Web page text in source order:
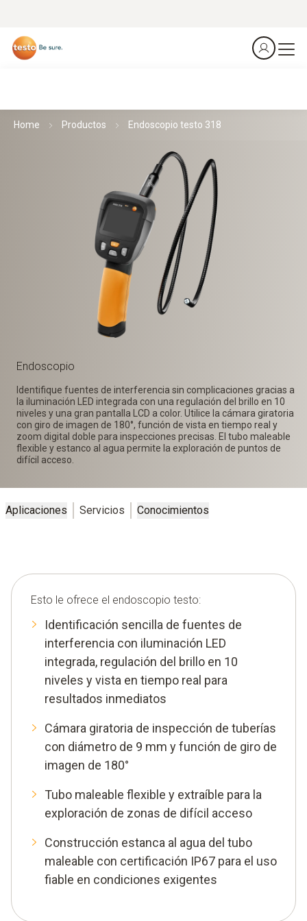
Home Productos Endoscopio testo 318
Endoscopio
Identifique fuentes de interferencia sin complicaciones gracias a
la iluminación LED integrada con una regulación del brillo en 10
niveles y una gran pantalla LCD a color. Utilice la cámara giratoria
con giro de imagen de 180°, función de vista en tiempo real y
zoom digital doble para inspecciones precisas. El tubo maleable
flexible y estanco al agua permite la exploración de puntos de
difícil acceso.
Aplicaciones Servicios Conocimientos
Esto le ofrece el endoscopio testo:
Identificación sencilla de fuentes de
interferencia con iluminación LED
integrada, regulación del brillo en 10
niveles y vista en tiempo real para
resultados inmediatos
Cámara giratoria de inspección de tuberías
con diámetro de 9 mm y función de giro de
imagen de 180°
Tubo maleable flexible y extraíble para la
exploración de zonas de difícil acceso
Construcción estanca al agua del tubo
maleable con certificación IP67 para el uso
fiable en condiciones exigentes